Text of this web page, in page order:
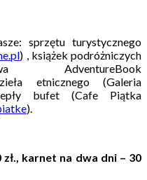
sprzętu turystycznego
) , książek podróżniczych
AdventureBook
etnicznego (Galeria
bufet (Cafe Piątka
).
karnet na dwa dni – 30